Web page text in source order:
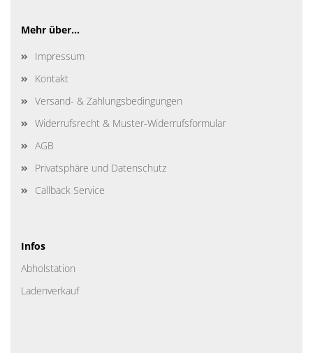
Mehr über...
Impressum
Kontakt
Versand- & Zahlungsbedingungen
Widerrufsrecht & Muster-Widerrufsformular
AGB
Privatsphäre und Datenschutz
Callback Service
Infos
Abholstation
Ladenverkauf